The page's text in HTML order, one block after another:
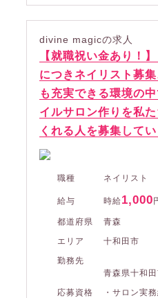
divine magicの求人
【就職祝い金あり！
につきネイリスト
も充実できる環境の
イルサロン作りを私
くれる人を募集してい
職種 ネイリスト
給与 時給1,000
都道府県
青森
エリア
十和田市
勤務先
青森県十和
応募資格
・サロン実